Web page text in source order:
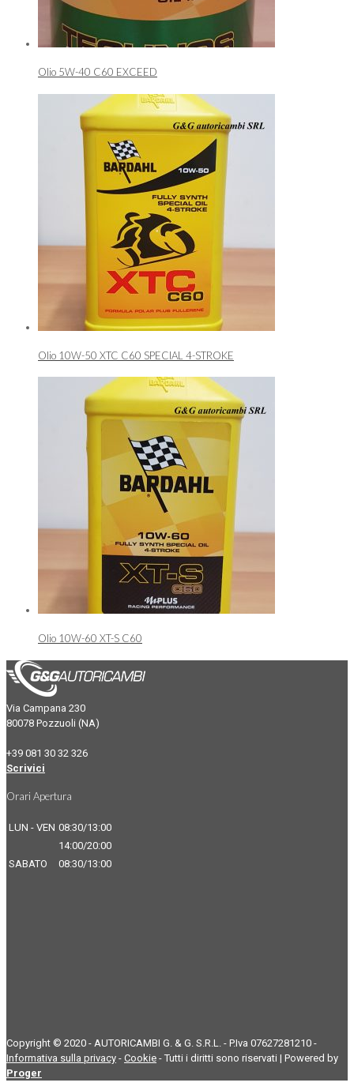
Olio 5W-40 C60 EXCEED
Olio 10W-50 XTC C60 SPECIAL 4-STROKE
Olio 10W-60 XT-S C60
Via Campana 230
80078 Pozzuoli (NA)
+39 081 30 32 326
Scrivici
Orari Apertura
LUN - VEN 08:30/13:00
14:00/20:00
SABATO
08:30/13:00
Copyright © 2020 - AUTORICAMBI G. & G. S.R.L. - P.Iva 07627281210 -
Informativa sulla privacy - Cookie - Tutti i diritti sono riservati | Powered by
Proger